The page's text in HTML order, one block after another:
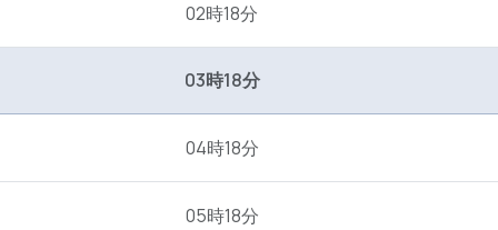
02時18分
03時18分
04時18分
05時18分